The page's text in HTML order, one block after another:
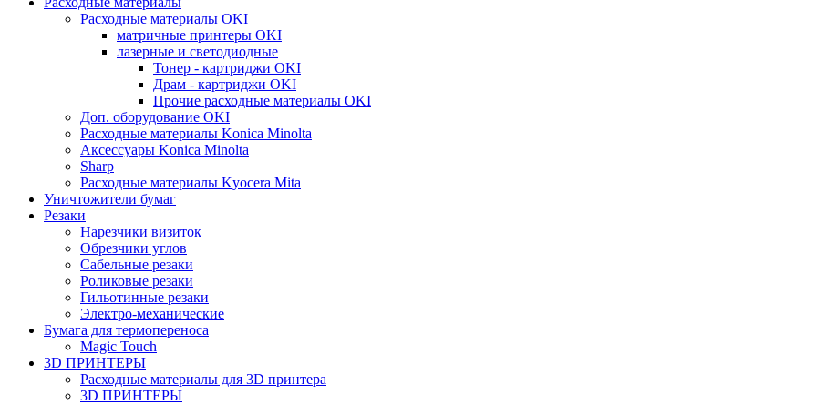
Расходные материалы OKI
матричные принтеры OKI
лазерные и светодиодные
Тонер - картриджи OKI
Драм - картриджи OKI
Прочие расходные материалы OKI
Доп. оборудование OKI
Расходные материалы Konica Minolta
Аксессуары Konica Minolta
Sharp
Расходные материалы Kyocera Mita
Уничтожители бумаг
Резаки
Нарезчики визиток
Обрезчики углов
Сабельные резаки
Роликовые резаки
Гильотинные резаки
Электро-механические
Бумага для термопереноса
Magic Touch
3D ПРИНТЕРЫ
Расходные материалы для 3D принтера
3D ПРИНТЕРЫ